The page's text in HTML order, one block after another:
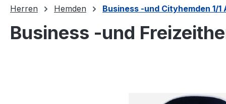
Herren Hemden Business -und Cityhemden 1/1
Business -und